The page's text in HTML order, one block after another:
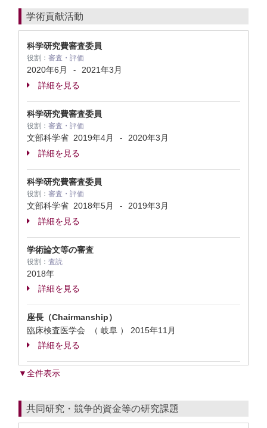
学術貢献活動
科学研究費審査委員
役割： 審査・評価
2020年6月 -
2021年3月
詳細を見る
科学研究費審査委員
役割： 審査・評価
文部科学省 2019年4月 -
2020年3月
詳細を見る
科学研究費審査委員
役割： 審査・評価
文部科学省 2018年5月 -
2019年3月
詳細を見る
学術論文等の審査
役割： 査読
2018年
詳細を見る
座長（Chairmanship）
臨床検査医学会 （ 岐阜 ） 2015年11月
詳細を見る
▼全件表示
共同研究・競争的資金等の研究課題